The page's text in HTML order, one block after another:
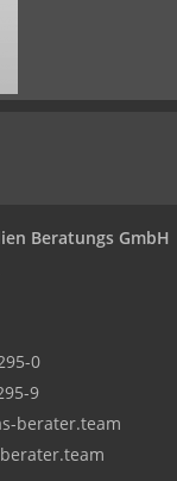
Beratungs GmbH
0
9
berater.team